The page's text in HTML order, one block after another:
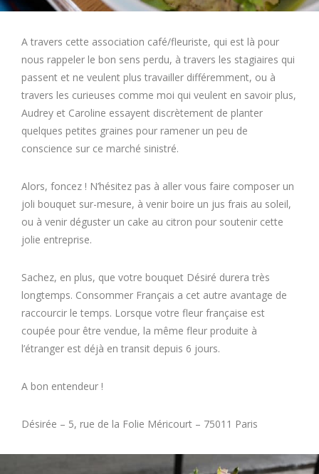
A travers cette association café/fleuriste, qui est là pour
nous rappeler le bon sens perdu, à travers les stagiaires qui
passent et ne veulent plus travailler différemment, ou à
travers les curieuses comme moi qui veulent en savoir plus,
Audrey et Caroline essayent discrètement de planter
quelques petites graines pour ramener un peu de
conscience sur ce marché sinistré.
Alors, foncez ! N’hésitez pas à aller vous faire composer un
joli bouquet sur-mesure, à venir boire un jus frais au soleil,
ou à venir déguster un cake au citron pour soutenir cette
jolie entreprise.
Sachez, en plus, que votre bouquet Désiré durera très
longtemps. Consommer Français a cet autre avantage de
raccourcir le temps. Lorsque votre fleur française est
coupée pour être vendue, la même fleur produite à
l’étranger est déjà en transit depuis 6 jours.
A bon entendeur !
Désirée – 5, rue de la Folie Méricourt – 75011 Paris